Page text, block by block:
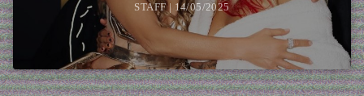
STAFF | 14/05/2025